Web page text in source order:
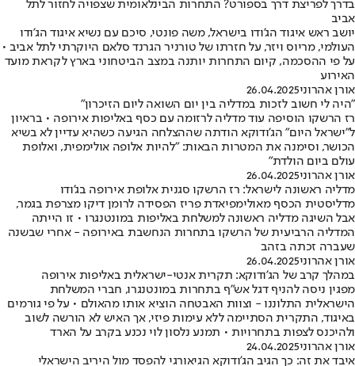
בדרך לפריצת דרך בספורט? התחרות הבינלאומית שצפויה לחזור לתל
אביב
יושב ראש איגוד הג’ודו בישראל, משה פונטי, סיכם עם נשיא איגוד הג’ודו
העולמי, מריוס ויזר, על חזרתו של טורניר הגרנד סלאם היוקרתי לתל אביב •
על פי ההסכמה, קיום התחרות יותנה במצב הביטחוני בארץ לקראת מועד
האירוע
אורן אהרוני26.04.2025
"היה לי חשוב לזכות במדליה בין יום השואה ליום הזיכרון"
רז הרשקו הוסיפה עוד מדליה לרזומה עם כסף באליפות אירופה • בראיון
ל"ישראל היום" הג'ודוקא הודתה שההצלחה הגיעה כשהיא עדיין לא בשיא
הכושר, וסימנה את המטרות הבאות: "להיות אלופה אולימפית, ואלופת
עולם ביום הולדת"
אורן אהרוני26.04.2025
מדליה ראשונה לישראל: רז הרשקו סגנית אלופת אירופה בג'ודו
מדליסטית הכסף מאולימפיאדת פריז הפסידה לרומן דיקו מצרפת בגמר,
אבל השיגה מדליה ראשונה למשלחת באליפות במונטנגרו • זו הייתה
המדליה הרביעית של הרשקו בתחרות הנחשבת באירופה - אחרי שבשנה
שעברה זכתה בזהב
אורן אהרוני26.04.2025
במהלך קרב של הג'ודוקא: תקרית אנטי-ישראלית באליפות אירופה
מפגין ניסה להניף דגל אש"ף בתחרות במונטנגרו, חברי המשלחת
הישראלית התלוננו - וצוות האבטחה הוציא אותו מהאולם • על פי גורמים
באיגוד, התקרית הסתיימה ללא עימות פיזי, אך האיש לא הורשה לשוב
ולהיכנס לצפות בתחרויות • תמנע נלסון לוי נכנע בקרב על הארד
אורן אהרוני24.04.2025
איבד את זה: כך הגיב הג'ודוקא הגיאורגי להפסד מול היריב הישראלי